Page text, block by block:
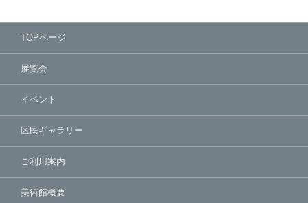
TOPページ
展覧会
イベント
区民ギャラリー
ご利用案内
美術館概要